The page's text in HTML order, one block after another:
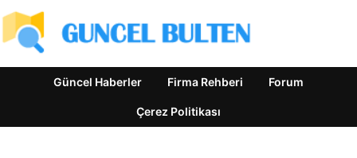
Güncel Haberler Firma Rehberi Forum
Çerez Politikası